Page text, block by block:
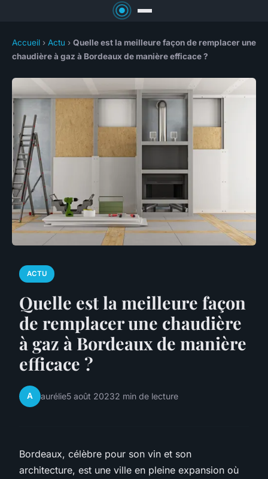
Accueil › Actu › Quelle est la meilleure façon de remplacer une
chaudière à gaz à Bordeaux de manière efficace ?
ACTU
Quelle est la meilleure façon
de remplacer une chaudière
à gaz à Bordeaux de manière
efficace ?
A aurélie5 août 20232 min de lecture
Bordeaux, célèbre pour son vin et son
architecture, est une ville en pleine expansion où